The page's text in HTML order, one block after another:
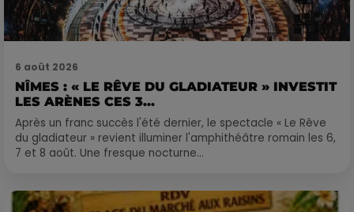
6 août 2026
NÎMES : « LE RÊVE DU GLADIATEUR » INVESTIT
LES ARÈNES CES 3...
Après un franc succès l'été dernier, le spectacle « Le Rêve
du gladiateur » revient illuminer l'amphithéâtre romain les 6,
7 et 8 août. Une fresque nocturne...